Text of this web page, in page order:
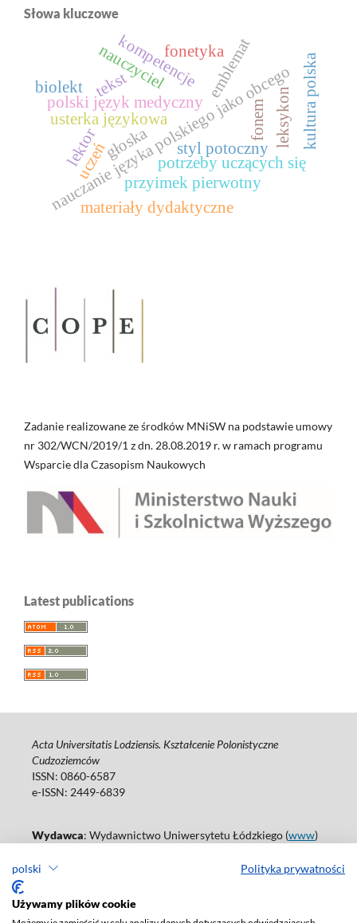
polski Polityka prywatności
Używamy plików cookie
Słowa kluczowe
nauczanie języka polskiego jako obcego
polski język medyczny
potrzeby uczących się
przyimek pierwotny
materiały dydaktyczne
leksykon
emblemat kultura polska
tekst
usterka językowa
uczeń
lektor
nauczyciel
kompetencje
styl potoczny
fonetyka
fonem
głoska
biolekt
Zadanie realizowane ze środków MNiSW na podstawie umowy
nr 302/WCN/2019/1 z dn. 28.08.2019 r. w ramach programu
Wsparcie dla Czasopism Naukowych
Latest publications
Acta Universitatis Lodziensis. Kształcenie Polonistyczne
Cudzoziemców
ISSN: 0860-6587
e-ISSN: 2449-6839
Wydawca: Wydawnictwo Uniwersytetu Łódzkiego (www)
Tel.: 42 235 01 65, fax: 42 66 55 86
Deklaracja dostępności